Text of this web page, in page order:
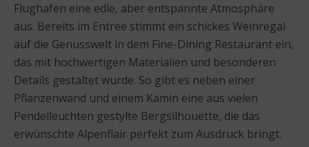
Flughafen eine edle, aber entspannte Atmosphäre
aus. Bereits im Entree stimmt ein schickes Weinregal
auf die Genusswelt in dem Fine-Dining Restaurant ein,
das mit hochwertigen Materialien und besonderen
Details gestaltet wurde. So gibt es neben einer
Pflanzenwand und einem Kamin eine aus vielen
Pendelleuchten gestylte Bergsilhouette, die das
erwünschte Alpenflair perfekt zum Ausdruck bringt.